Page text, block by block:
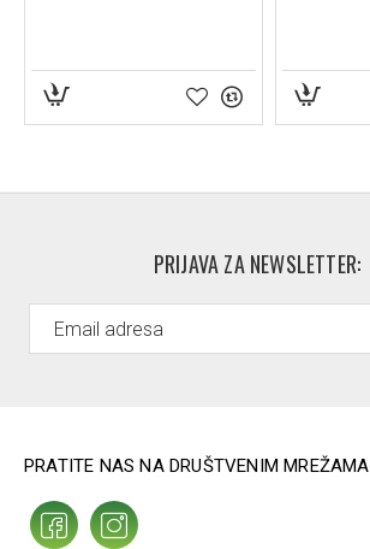
PRIJAVA ZA NEWSLETTER:
PRATITE NAS NA DRUŠTVENIM MREŽAMA